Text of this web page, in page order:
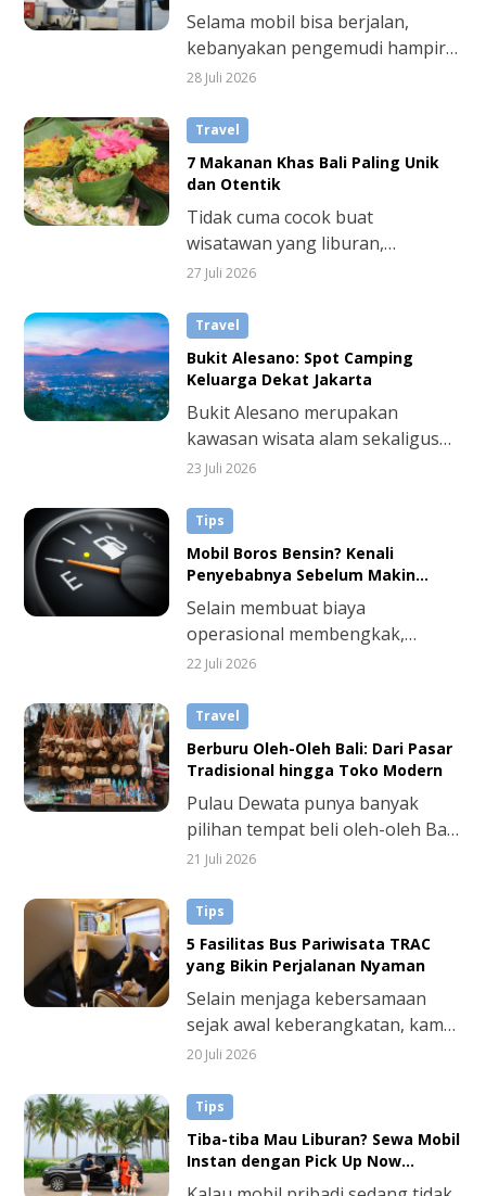
Selama mobil bisa berjalan,
kebanyakan pengemudi hampir
dipastikan tidak pernah
Padahal, saat gardan mobil
bermasalah, performa mobil
tentu jadi tidak optimal dan
untuk perbaikannya.
28 Juli 2026
Travel
7 Makanan Khas Bali Paling Unik
dan Otentik
Tidak cuma cocok buat
wisatawan yang liburan,
makanan khas Bali juga wajib
perjalanan dinas. Berikut
rekomendasi yang wajib masuk
dalam daftar kuliner Anda.
27 Juli 2026
Travel
Bukit Alesano: Spot Camping
Keluarga Dekat Jakarta
Bukit Alesano merupakan
kawasan wisata alam sekaligus
area camping yang berlokasi di
Karena berada di area
pegunungan, kombinasi udara
sejuk dan panorama hijau sangat
23 Juli 2026
Tips
Mobil Boros Bensin? Kenali
Penyebabnya Sebelum Makin
Parah
Selain membuat biaya
operasional membengkak,
kondisi itu bisa mengganggu
digunakan sehari-hari untuk
bekerja, antar-jemput anak, atau
agenda harian keluarga lainnya.
22 Juli 2026
Travel
Berburu Oleh-Oleh Bali: Dari Pasar
Tradisional hingga Toko Modern
Pulau Dewata punya banyak
pilihan tempat beli oleh-oleh Bali
yang lengkap dan harganya
tradisional yang menjual
kerajinan tangan khas hingga
toko modern dengan koleksi
praktis dibawa pulang.
21 Juli 2026
Tips
5 Fasilitas Bus Pariwisata TRAC
yang Bikin Perjalanan Nyaman
Selain menjaga kebersamaan
sejak awal keberangkatan, kamu
juga bisa menghemat tenaga.
pariwisata untuk liburan adalah
tersedianya berbagai fasilitas
modern yang dirancang khusus
20 Juli 2026
Tips
Tiba-tiba Mau Liburan? Sewa Mobil
Instan dengan Pick Up Now
TRACtoGo